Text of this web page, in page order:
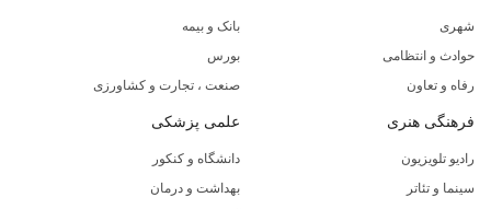
شهری
حوادث و انتظامی
رفاه و تعاون
بانک و بیمه
بورس
صنعت ، تجارت و کشاورزی
فرهنگی هنری
رادیو تلویزیون
سینما و تئاتر
علمی پزشکی
دانشگاه و کنکور
بهداشت و درمان